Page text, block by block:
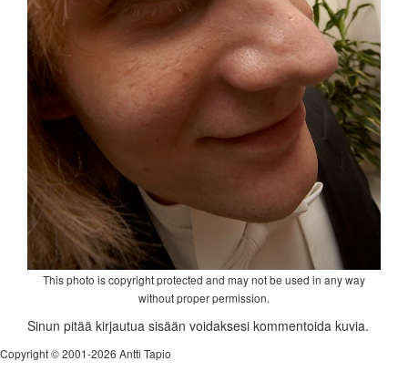
This photo is copyright protected and may not be used in any way
without proper permission.
Sinun pitää kirjautua sisään voidaksesi kommentoida kuvia.
Copyright © 2001-2026 Antti Tapio